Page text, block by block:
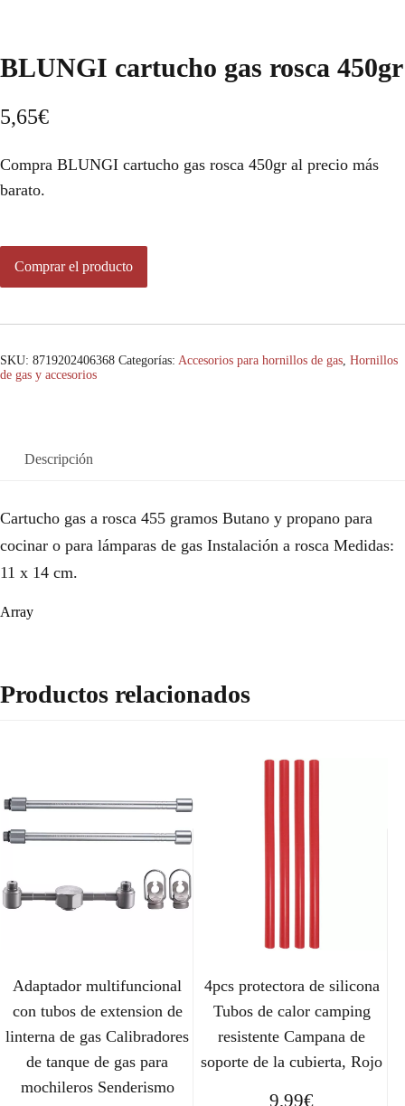
BLUNGI cartucho gas rosca 450gr
5,65€
Compra BLUNGI cartucho gas rosca 450gr al precio más
barato.
Comprar el producto
SKU: 8719202406368 Categorías: Accesorios para hornillos de gas, Hornillos
de gas y accesorios
Descripción
Cartucho gas a rosca 455 gramos Butano y propano para
cocinar o para lámparas de gas Instalación a rosca Medidas:
11 x 14 cm.
Array
Productos relacionados
Adaptador multifuncional
con tubos de extension de
linterna de gas Calibradores
de tanque de gas para
mochileros Senderismo
4pcs protectora de silicona
Tubos de calor camping
resistente Campana de
soporte de la cubierta, Rojo
9,99€